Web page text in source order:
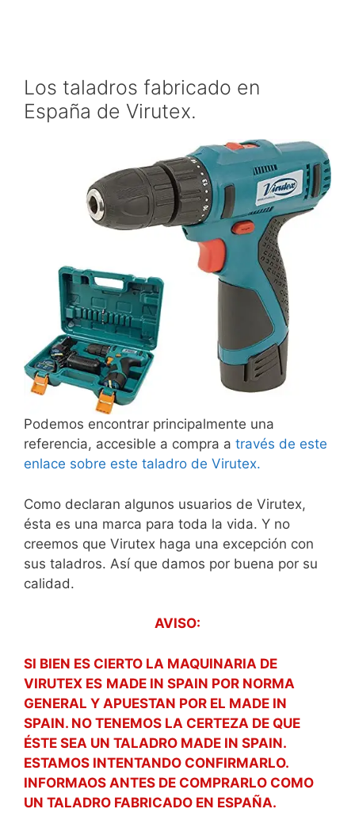
Los taladros fabricado en
España de Virutex.
Podemos encontrar principalmente una
referencia, accesible a compra a través de este
enlace sobre este taladro de Virutex.
Como declaran algunos usuarios de Virutex,
ésta es una marca para toda la vida. Y no
creemos que Virutex haga una excepción con
sus taladros. Así que damos por buena por su
calidad.
AVISO:
SI BIEN ES CIERTO LA MAQUINARIA DE
VIRUTEX ES MADE IN SPAIN POR NORMA
GENERAL Y APUESTAN POR EL MADE IN
SPAIN. NO TENEMOS LA CERTEZA DE QUE
ÉSTE SEA UN TALADRO MADE IN SPAIN.
ESTAMOS INTENTANDO CONFIRMARLO.
INFORMAOS ANTES DE COMPRARLO COMO
UN TALADRO FABRICADO EN ESPAÑA.